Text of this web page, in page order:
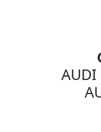
AUDI